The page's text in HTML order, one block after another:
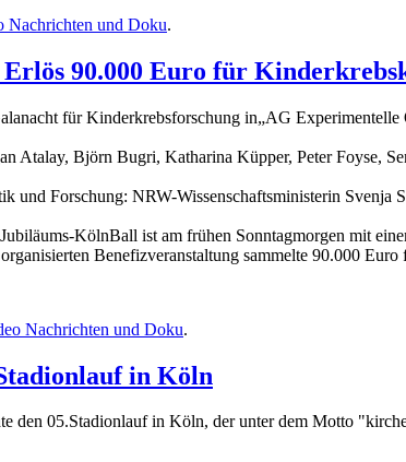
Nachrichten und Doku.
90.000 Euro für
für Kinderkrebsforschung in„AG
Atalay, Björn Bugri, Katharina Küpper, Peter Foyse,
und Forschung: NRW-Wissenschaftsministerin
KölnBall ist am frühen Sonntagmorgen mit
Benefizveranstaltung sammelte 90.000
Nachrichten und Doku.
in Köln
den 05.Stadionlauf in Köln, der unter dem Motto